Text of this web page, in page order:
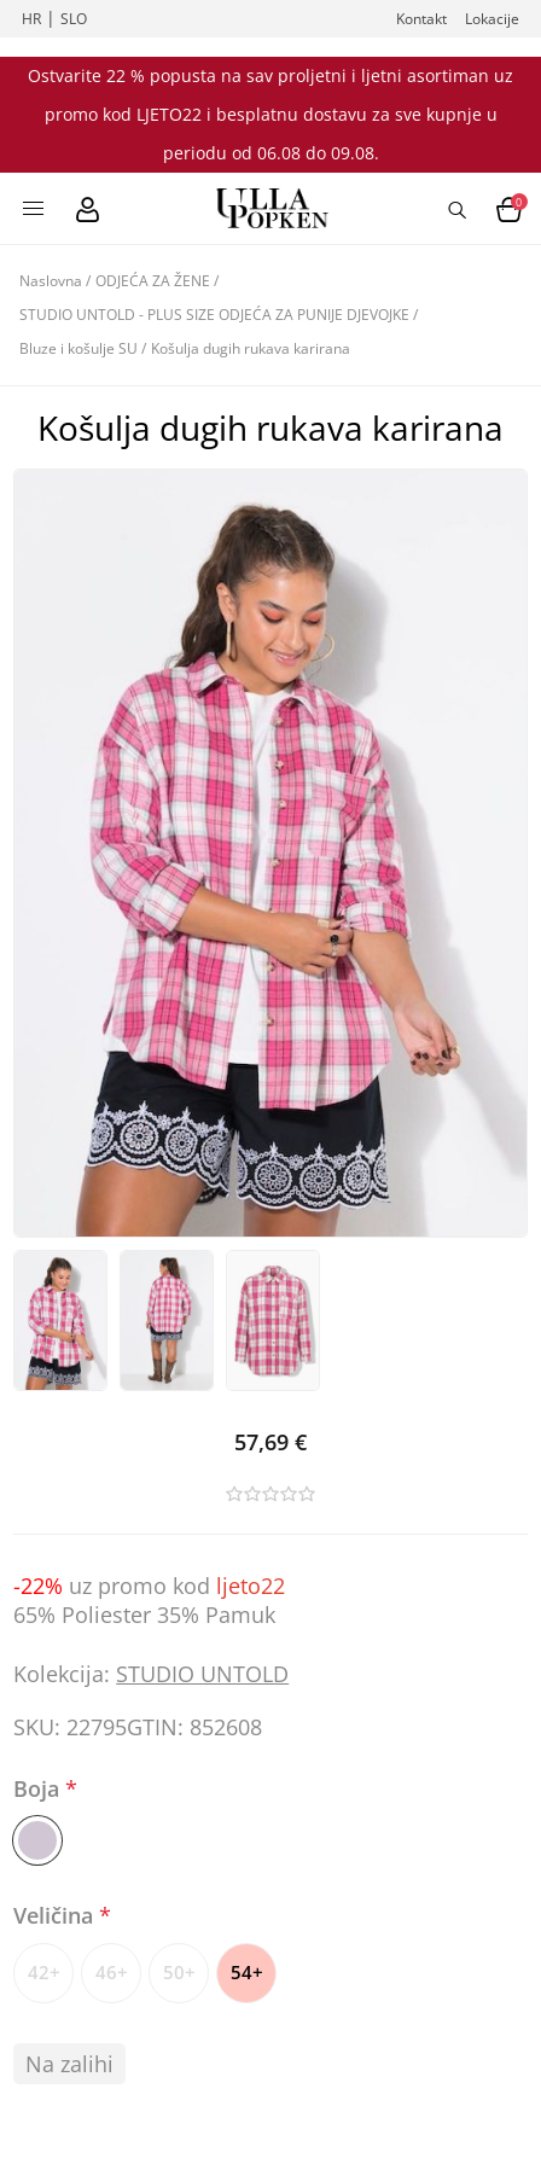
HR |SLO Kontakt Lokacije
Ostvarite 22 % popusta na sav proljetni i ljetni asortiman uz
promo kod LJETO22 i besplatnu dostavu za sve kupnje u
periodu od 06.08 do 09.08.
0
Naslovna / ODJEĆA ZA ŽENE /
STUDIO UNTOLD - PLUS SIZE ODJEĆA ZA PUNIJE DJEVOJKE /
Bluze i košulje SU / Košulja dugih rukava karirana
Košulja dugih rukava karirana
57,69 €
-22% uz promo kod ljeto22
65% Poliester 35% Pamuk
Kolekcija: STUDIO UNTOLD
SKU: 22795GTIN: 852608
Boja*
Veličina*
42+ 46+ 50+ 54+
Na zalihi